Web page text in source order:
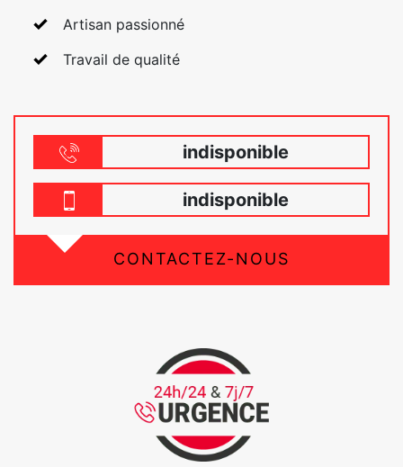
Artisan passionné
Travail de qualité
indisponible
indisponible
CONTACTEZ-NOUS